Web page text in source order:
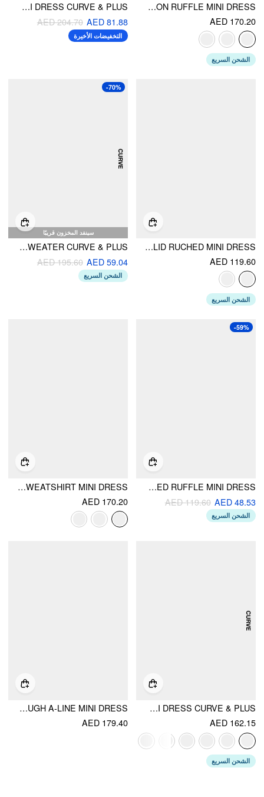
COLLAR V-NECK BELL SLEEVE METAL BUTTON RUFFLE MINI DRESS
AED 170.20
الشحن السريع
TOILE DE JOUY SQUARE NECK RUFFLE MINI DRESS CURVE & PLUS
AED 81.88
AED 204.70
التخفيضات الأخيرة
VELVET SQUARE NECK SOLID RUCHED MINI DRESS
AED 119.60
الشحن السريع
سينفد المخزون قريبًا
-70%
KNIT ROUND NECKLINE FLORAL EMBROIDERY CROP SWEATER CURVE & PLUS
AED 59.04
AED 195.60
الشحن السريع
-59%
HIGH NECK KNOTTED RUFFLE MINI DRESS
AED 48.53
AED 119.60
الشحن السريع
COTTON-BLEND HOODED LANTERN SLEEVE RUCHED SWEATSHIRT MINI DRESS
AED 170.20
FRUIT SQUARE NECK PUFF SLEEVE MIDI DRESS CURVE & PLUS
AED 162.15
الشحن السريع
LINEN-BLEND SQUARE NECK LACE TRIM BUTTON THROUGH A-LINE MINI DRESS
AED 179.40